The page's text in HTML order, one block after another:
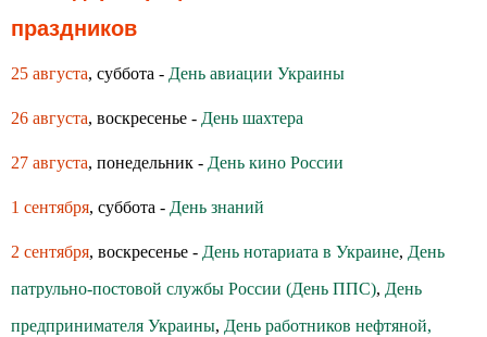
праздников
25 августа, суббота - День авиации Украины
26 августа, воскресенье - День шахтера
27 августа, понедельник - День кино России
1 сентября, суббота - День знаний
2 сентября, воскресенье - День нотариата в Украине, День
патрульно-постовой службы России (День ППС), День
предпринимателя Украины, День работников нефтяной,